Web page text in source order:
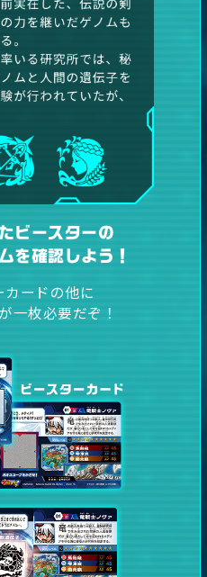
ビースターの
を確認しよう！
ードの他に
一枚必要だぞ！